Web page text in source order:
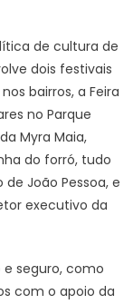
de cultura de
dois festivais
bairros, a Feira
no Parque
Myra Maia,
do forró, tudo
João Pessoa, e
executivo da
e seguro, como
com o apoio da